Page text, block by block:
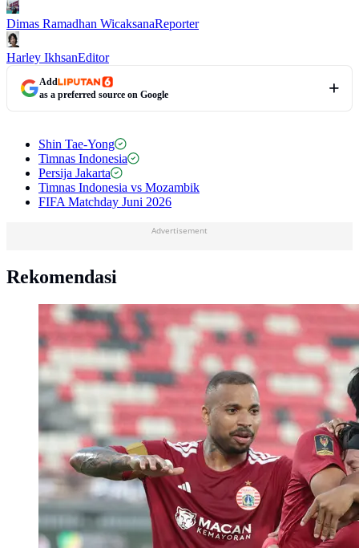
Dimas Ramadhan WicaksanaReporter
Harley IkhsanEditor
Add
as a preferred source on Google
Shin Tae-Yong
Timnas Indonesia
Persija Jakarta
Timnas Indonesia vs Mozambik
FIFA Matchday Juni 2026
Advertisement
Rekomendasi